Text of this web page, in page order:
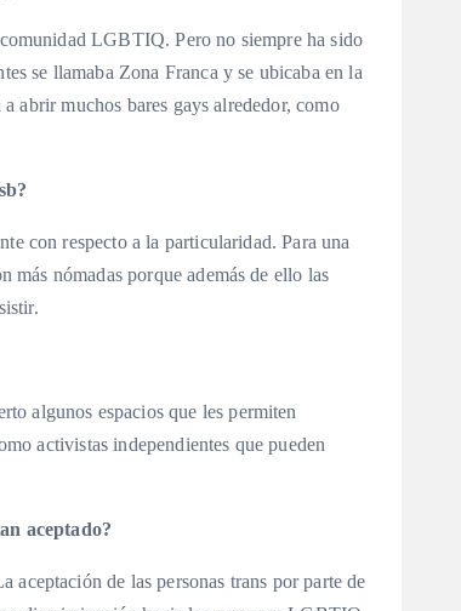
LGBTIQ. Pero no siempre ha sido
se llamaba Zona Franca y se ubicaba en la
abrir muchos bares gays alrededor, como
con respecto a la particularidad. Para una
nómadas porque además de ello las
algunos espacios que les permiten
activistas independientes que pueden
aceptado?
aceptación de las personas trans por parte de